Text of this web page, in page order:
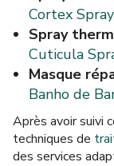
Cortex
Spray
Cuticula
Masque
Banho de
Après avoir suivi
techniques de
des services